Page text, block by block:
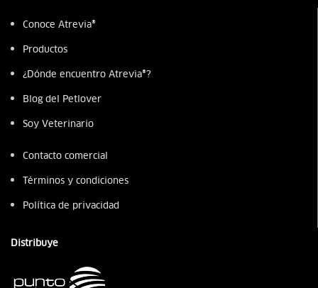
Conoce Atrevia®
Productos
¿Dónde encuentro Atrevia®?
Blog del Petlover
Soy Veterinario
Contacto comercial
Términos y condiciones
Política de privacidad
Distribuye